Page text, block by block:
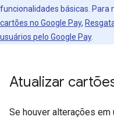
funcionalidades básicas. Para
cartões no Google Pay,
usuários pelo Google Pay.
Atualizar
Se houver alterações em